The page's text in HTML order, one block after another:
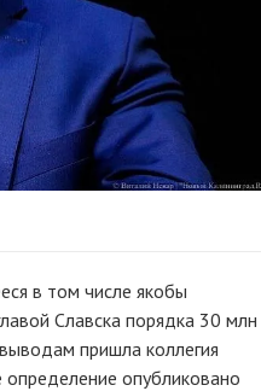
в том числе якобы
Славска порядка 30 млн
пришла коллегия
определение опубликовано